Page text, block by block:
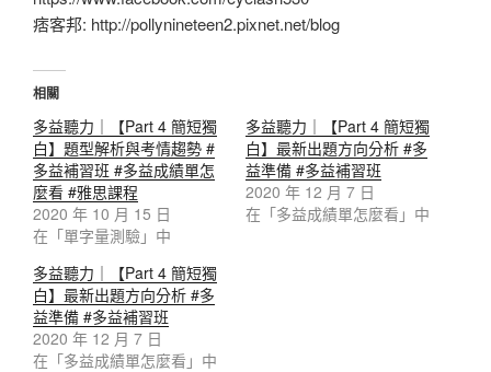
痞客邦: http://pollynineteen2.pixnet.net/blog
相關
多益聽力｜【Part 4 簡短獨
白】題型解析與考情趨勢 #
多益補習班 #多益成績單怎
麼看 #雅思課程
2020 年 10 月 15 日
在「單字量測驗」中
多益聽力｜【Part 4 簡短獨
白】最新出題方向分析 #多
益準備 #多益補習班
2020 年 12 月 7 日
在「多益成績單怎麼看」中
多益聽力｜【Part 4 簡短獨
白】最新出題方向分析 #多
益準備 #多益補習班
2020 年 12 月 7 日
在「多益成績單怎麼看」中